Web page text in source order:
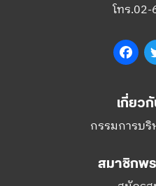
โทร
เกี่ยว
กรรมการบริ
สมาชิกพร